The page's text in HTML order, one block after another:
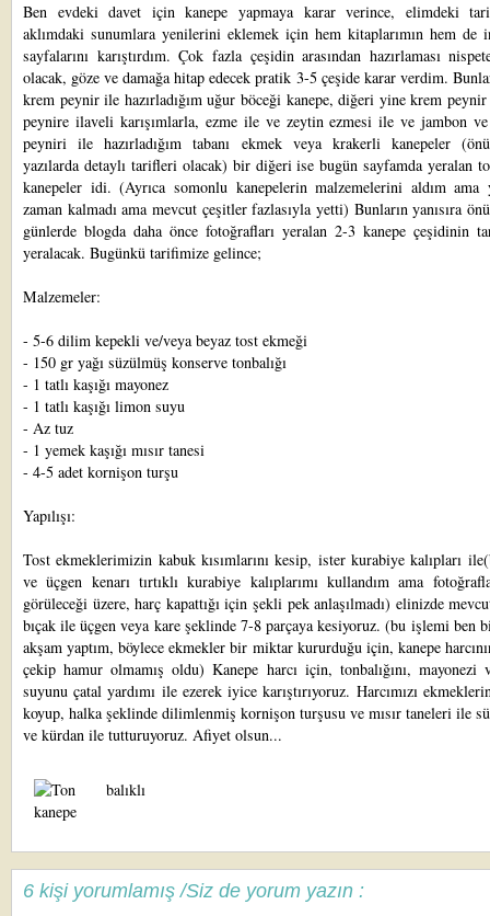
Ben evdeki davet için kanepe yapmaya karar verince, elimdeki
aklımdaki sunumlara yenilerini eklemek için hem kitaplarımın hem de
sayfalarını karıştırdım. Çok fazla çeşidin arasından hazırlaması
olacak, göze ve damağa hitap edecek pratik 3-5 çeşide karar verdim.
krem peynir ile hazırladığımuğur böceği kanepe, diğeri yine krem
peynire ilaveli karışımlarla, ezme ile ve zeytin ezmesi ile ve jambon ve
peyniri ile hazırladığım tabanı ekmek veya krakerli kanepeler
yazılarda detaylı tarifleri olacak) bir diğeri ise bugün sayfamda yeralan
kanepeler idi. (Ayrıca somonlu kanepelerin malzemelerini aldım ama
zaman kalmadı ama mevcut çeşitler fazlasıyla yetti) Bunların yanısıra
günlerde blogda daha önce fotoğrafları yeralan 2-3 kanepe çeşidinin
yeralacak. Bugünkü tarifimize gelince;
Malzemeler:
- 5-6 dilim kepekli ve/veya beyaz tost ekmeği
- 150 gr yağı süzülmüş konserve tonbalığı
- 1 tatlı kaşığı mayonez
- 1 tatlı kaşığı limon suyu
- Az tuz
- 1 yemek kaşığı mısır tanesi
- 4-5 adet kornişon turşu
Yapılışı:
Tost ekmeklerimizin kabuk kısımlarını kesip, ister kurabiye kalıpları
ve üçgen kenarı tırtıklı kurabiye kalıplarımı kullandım ama
görüleceği üzere, harç kapattığı için şekli pek anlaşılmadı) elinizde
bıçak ile üçgen veya kare şeklinde 7-8 parçaya kesiyoruz. (bu işlemi ben
akşam yaptım, böylece ekmekler bir miktar kururduğu için, kanepe
çekip hamur olmamış oldu) Kanepe harcı için, tonbalığını, mayonezi
suyunu çatal yardımı ile ezerek iyice karıştırıyoruz. Harcımızı
koyup, halka şeklinde dilimlenmiş kornişon turşusu ve mısır taneleri ile
ve kürdan ile tutturuyoruz. Afiyet olsun...
6 kişi yorumlamış /Siz de yorum yazın :